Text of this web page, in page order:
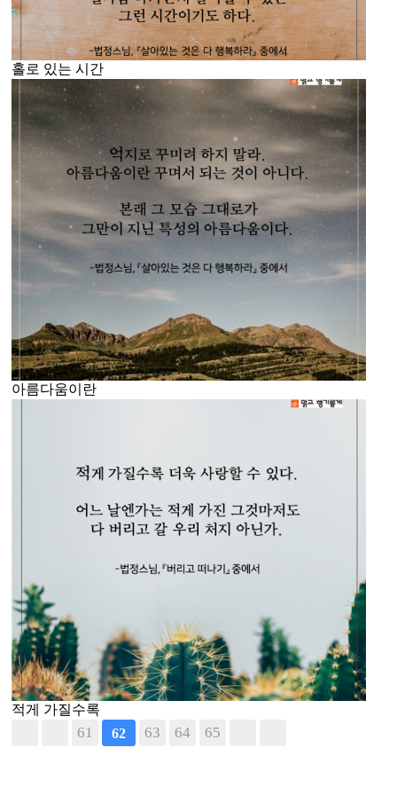
홀로 있는 시간
아름다움이란
적게 가질수록
61 62 63 64 65